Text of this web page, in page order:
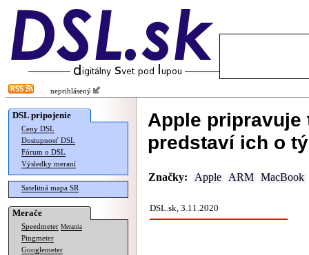
neprihlásený
DSL pripojenie
Ceny DSL
Dostupnosť DSL
Fórum o DSL
Výsledky meraní
Satelitná mapa SR
Merače
Speedmeter Merania
Pingmeter
Googlemeter
Apple pripravuje
predstaví ich o
Značky: Apple ARM MacBook
DSL.sk, 3.11.2020